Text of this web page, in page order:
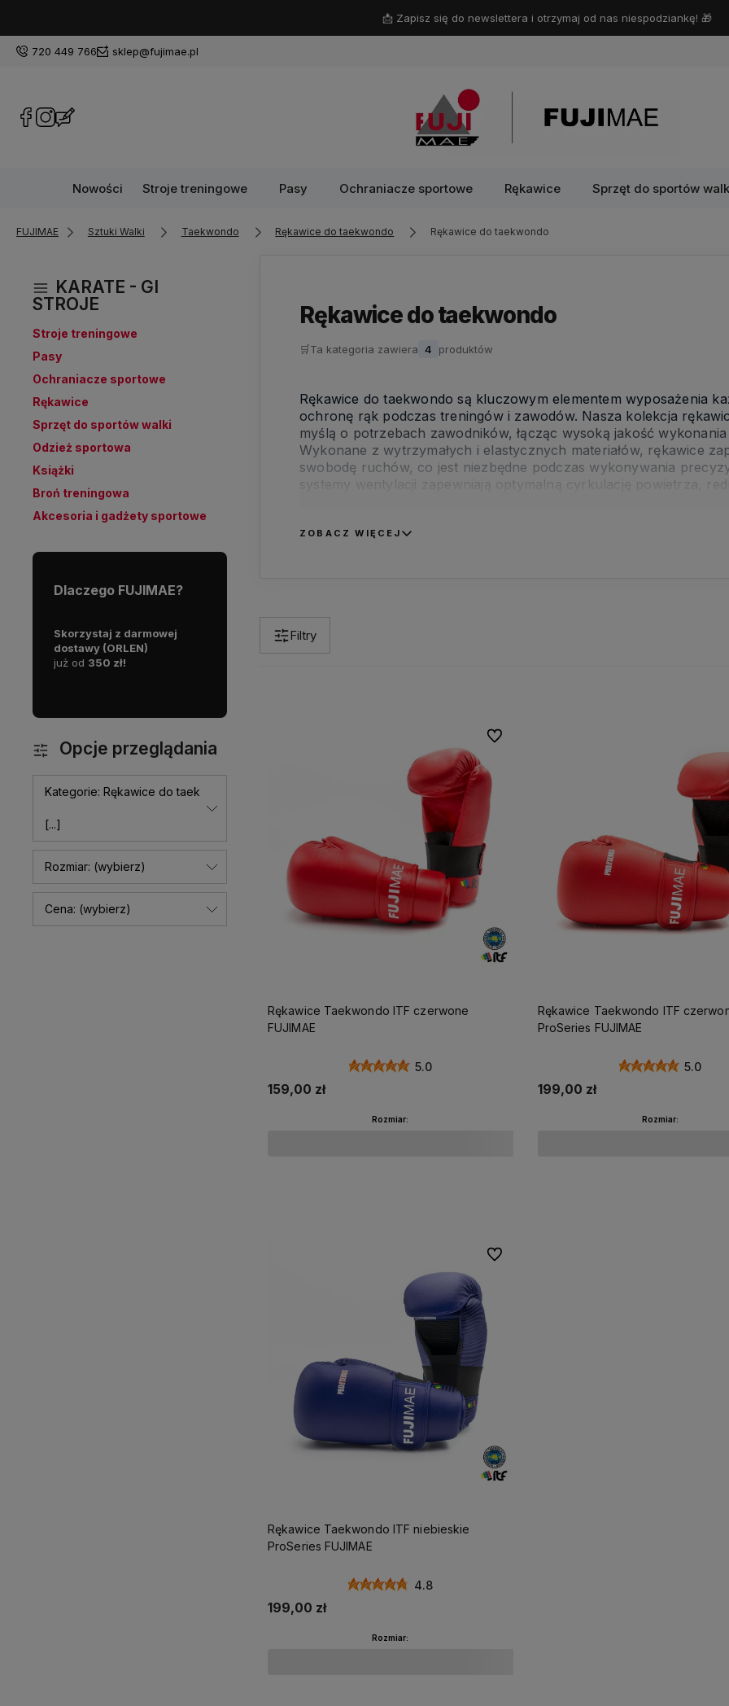
📩 Zapisz się do newslettera i otrzymaj od nas niespodziankę! 🎁
720 449 766 sklep@fujimae.pl
Nowości Stroje treningowe Pasy Ochraniacze sportowe Rękawice Sprzęt do sportów
FUJIMAE Sztuki Walki Taekwondo Rękawice do taekwondo Rękawice do taekwondo
KARATE - GI
STROJE
Stroje treningowe
Pasy
Ochraniacze sportowe
Rękawice
Sprzęt do sportów walki
Odzież sportowa
Książki
Broń treningowa
Akcesoria i gadżety sportowe
Dlaczego FUJIMAE?
Skorzystaj z darmowej
dostawy (ORLEN)
już od 350 zł!
Jesteśmy pasjonatami i
Opcje przeglądania
Kategorie: Rękawice do taek
[...]
Rozmiar: (wybierz)
Cena: (wybierz)
Rękawice do taekwondo
🛒Ta kategoria zawiera 4 produktów
Rękawice do taekwondo są kluczowym elementem wyposażenia
ochronę rąk podczas treningów i zawodów. Nasza kolekcja
myślą o potrzebach zawodników, łącząc wysoką jakość
Wykonane z wytrzymałych i elastycznych materiałów, rękawice
swobodę ruchów, co jest niezbędne podczas wykonywania
systemy wentylacji zapewniają optymalną cyrkulację powietrza,
ZOBACZ WIĘCEJ
Filtry
Rękawice Taekwondo ITF czerwone
FUJIMAE
5.0
159,00 zł
Rozmiar:
Do ulubionych
Rękawice Taekwondo ITF
ProSeries FUJIMAE
5.0
199,00 zł
Rozmiar:
Rękawice Taekwondo ITF niebieskie
ProSeries FUJIMAE
4.8
199,00 zł
Rozmiar:
Do ulubionych